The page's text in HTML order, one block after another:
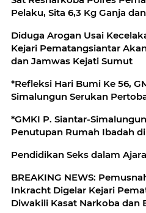
Pelaku, Sita 6,3 Kg Ganja
Diduga Arogan Usai
Kejari Pematangsiantar
dan Jamwas Kejati Sumut
*Refleksi Hari Bumi Ke 56,
Simalungun Serukan
*GMKI P. Siantar-
Penutupan Rumah Ibadah
BREAKING NEWS:
Inkracht Digelar Kejari
Diwakili Kasat Narkoba dan